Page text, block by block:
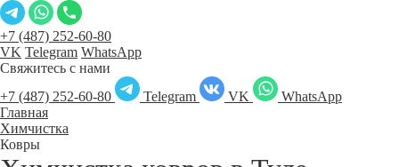
+7 (487) 252-60-80
VK Telegram WhatsApp
Свяжитесь с нами
+7 (487) 252-60-80
Telegram VK
WhatsApp
Главная
Химчистка
Ковры